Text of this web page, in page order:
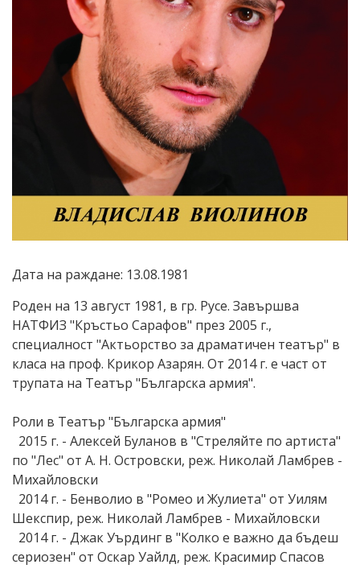
Дата на раждане: 13.08.1981
Роден на 13 август 1981, в гр. Русе. Завършва
НАТФИЗ "Кръстьо Сарафов" през 2005 г.,
специалност "Актьорство за драматичен театър" в
класа на проф. Крикор Азарян. От 2014 г. е част от
трупата на Театър "Българска армия".
Роли в Театър "Българска армия"
2015 г. - Алексей Буланов в "Стреляйте по артиста"
по "Лес" от А. Н. Островски, реж. Николай Ламбрев -
Михайловски
2014 г. - Бенволио в "Ромео и Жулиета" от Уилям
Шекспир, реж. Николай Ламбрев - Михайловски
2014 г. - Джак Уърдинг в "Колко е важно да бъдеш
сериозен" от Оскар Уайлд, реж. Красимир Спасов